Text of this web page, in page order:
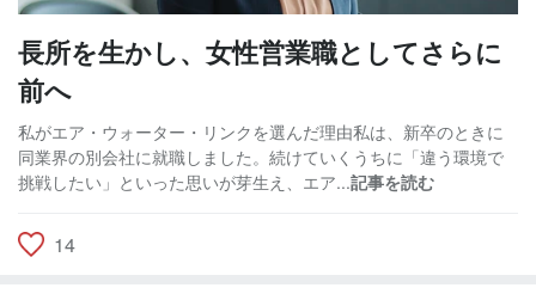
長所を生かし、女性営業職としてさらに
前へ
私がエア・ウォーター・リンクを選んだ理由私は、新卒のときに
同業界の別会社に就職しました。続けていくうちに「違う環境で
挑戦したい」といった思いが芽生え、エア...記事を読む
14